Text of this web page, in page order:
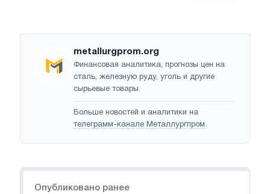
metallurgprom.org
Финансовая аналитика, прогнозы цен на
сталь, железную руду, уголь и другие
сырьевые товары.
Больше новостей и аналитики на
телеграмм-канале Металлургпром.
Опубликовано ранее